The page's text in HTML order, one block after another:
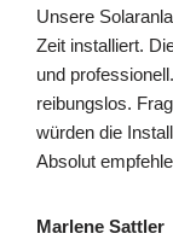
Unsere
Zeit installiert.
und
reibungslos.
würden die
Absolut
Marlene Sattler